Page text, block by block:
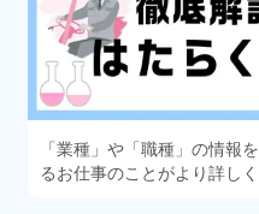
「業種」や「職種」の情報
るお仕事のことがより詳しく